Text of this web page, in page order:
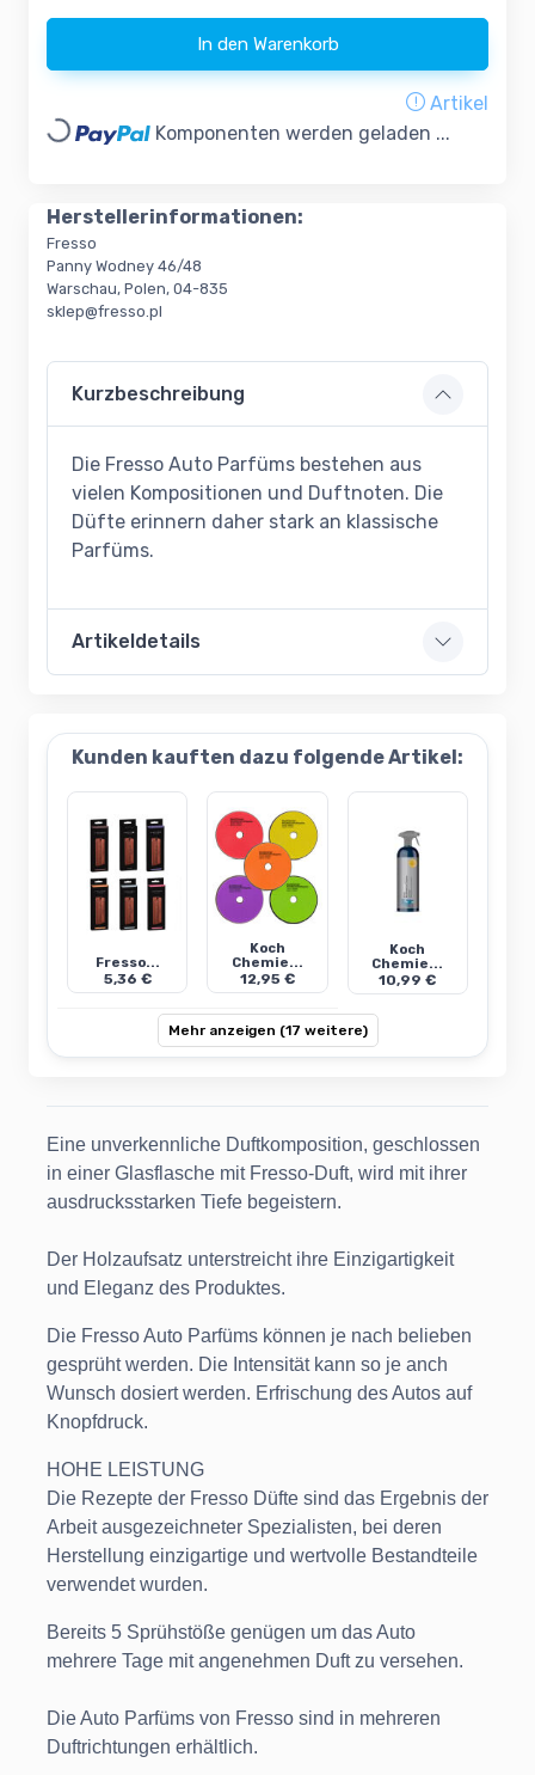
In den Warenkorb
Artikel
Loading... Komponenten werden geladen ...
Herstellerinformationen:
Fresso
Panny Wodney 46/48
Warschau, Polen, 04-835
sklep@fresso.pl
Kurzbeschreibung
Die Fresso Auto Parfüms bestehen aus
vielen Kompositionen und Duftnoten. Die
Düfte erinnern daher stark an klassische
Parfüms.
Artikeldetails
Kunden kauften dazu folgende Artikel:
Fresso...
5,36 €
Koch
Chemie...
12,95 €
Koch
Chemie...
10,99 €
Mehr anzeigen (17 weitere)
Eine unverkennliche Duftkomposition, geschlossen
in einer Glasflasche mit Fresso-Duft, wird mit ihrer
ausdrucksstarken Tiefe begeistern.
Der Holzaufsatz unterstreicht ihre Einzigartigkeit
und Eleganz des Produktes.
Die Fresso Auto Parfüms können je nach belieben
gesprüht werden. Die Intensität kann so je anch
Wunsch dosiert werden. Erfrischung des Autos auf
Knopfdruck.
HOHE LEISTUNG
Die Rezepte der Fresso Düfte sind das Ergebnis der
Arbeit ausgezeichneter Spezialisten, bei deren
Herstellung einzigartige und wertvolle Bestandteile
verwendet wurden.
Bereits 5 Sprühstöße genügen um das Auto
mehrere Tage mit angenehmen Duft zu versehen.
Die Auto Parfüms von Fresso sind in mehreren
Duftrichtungen erhältlich.